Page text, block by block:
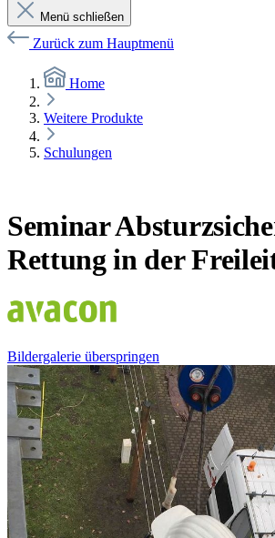
Menü schließen
Zurück zum Hauptmenü
Home
Weitere Produkte
Schulungen
Seminar
Rettung in der
Bildergalerie überspringen